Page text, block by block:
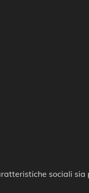
sociali